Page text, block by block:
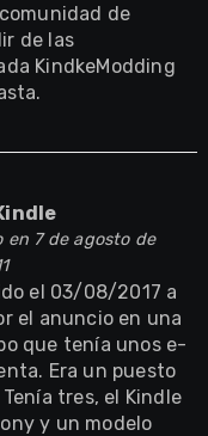
de
de las
KindkeModding
en 7 de agosto de
el 03/08/2017 a
el anuncio en una
que tenía unos e-
Era un puesto
tres, el Kindle
y un modelo